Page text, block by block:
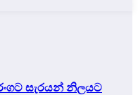
සැරයන් නිලයට